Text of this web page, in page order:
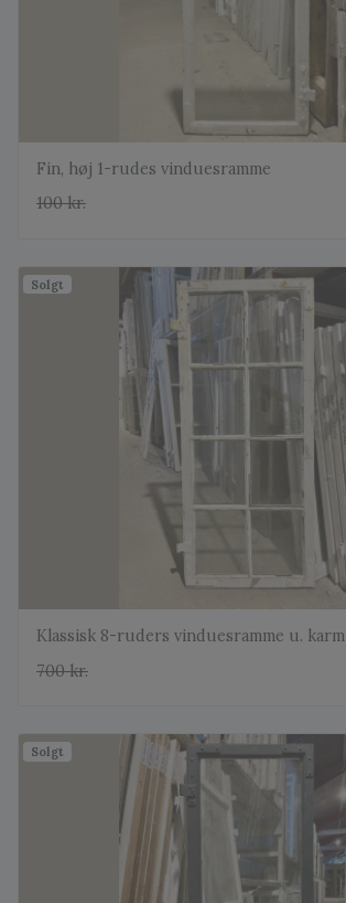
Fin, høj 1-rudes vinduesramme
100 kr.
Solgt
Klassisk 8-ruders vinduesramme u. karm
700 kr.
Solgt